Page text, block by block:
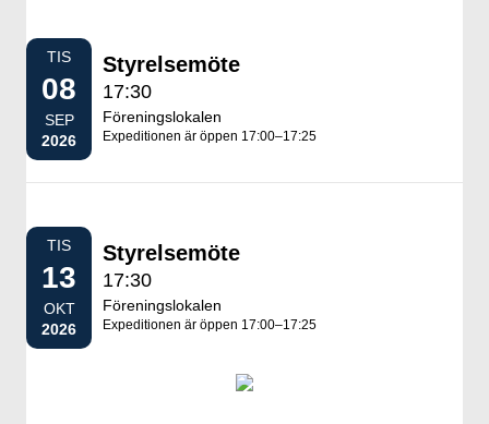
TIS
08
SEP
2026
Styrelsemöte
17:30
Föreningslokalen
Expeditionen är öppen 17:00–17:25
TIS
13
OKT
2026
Styrelsemöte
17:30
Föreningslokalen
Expeditionen är öppen 17:00–17:25